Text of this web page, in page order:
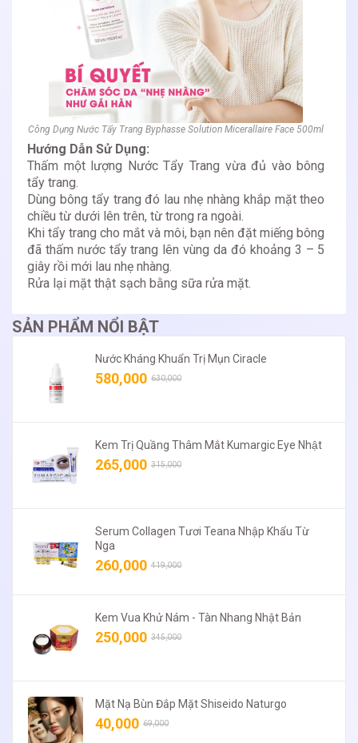
Công Dụng Nước Tẩy Trang Byphasse Solution Micerallaire Face 500ml
Hướng Dẫn Sử Dụng:
Thấm một lượng Nước Tẩy Trang vừa đủ vào bông
tẩy trang.
Dùng bông tẩy trang đó lau nhẹ nhàng khắp mặt theo
chiều từ dưới lên trên, từ trong ra ngoài.
Khi tẩy trang cho mắt và môi, bạn nên đặt miếng bông
đã thấm nước tẩy trang lên vùng da đó khoảng 3 – 5
giây rồi mới lau nhẹ nhàng.
Rửa lại mặt thật sạch bằng sữa rửa mặt.
SẢN PHẨM NỔI BẬT
Nước Kháng Khuẩn Trị Mụn Ciracle
580,000 630,000
Kem Trị Quầng Thâm Mắt Kumargic Eye Nhật
265,000 315,000
Serum Collagen Tươi Teana Nhập Khẩu Từ
Nga
260,000 419,000
Kem Vua Khử Nám - Tàn Nhang Nhật Bản
250,000 345,000
Mặt Nạ Bùn Đắp Mặt Shiseido Naturgo
40,000 69,000